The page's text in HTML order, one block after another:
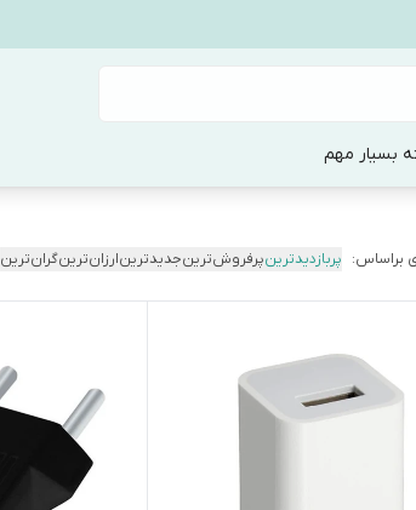
بسیار مهم
براساس: پربازدیدترینپرفروش‌ترینجدیدترینارزان‌ترینگران‌ترین